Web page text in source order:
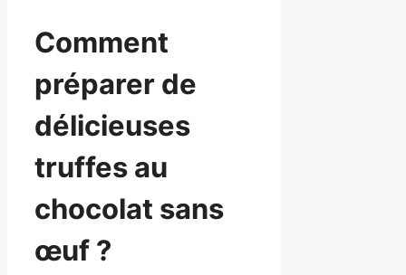
Comment
préparer de
délicieuses
truffes au
chocolat sans
œuf ?